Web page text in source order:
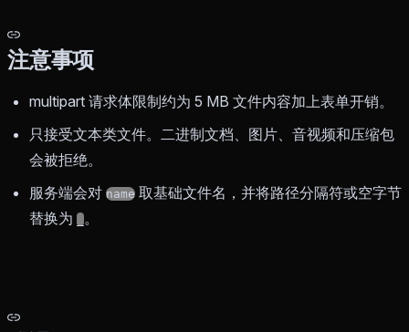
注意事项
multipart 请求体限制约为 5 MB 文件内容加上表单开销。
只接受文本类文件。二进制文档、图片、音视频和压缩包
会被拒绝。
服务端会对 name 取基础文件名，并将路径分隔符或空字节
替换为 _。